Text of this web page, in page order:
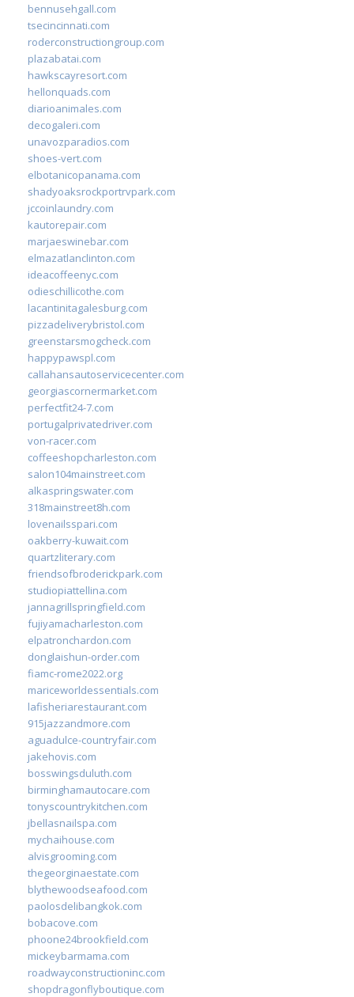
bennusehgall.com
tsecincinnati.com
roderconstructiongroup.com
plazabatai.com
hawkscayresort.com
hellonquads.com
diarioanimales.com
decogaleri.com
unavozparadios.com
shoes-vert.com
elbotanicopanama.com
shadyoaksrockportrvpark.com
jccoinlaundry.com
kautorepair.com
marjaeswinebar.com
elmazatlanclinton.com
ideacoffeenyc.com
odieschillicothe.com
lacantinitagalesburg.com
pizzadeliverybristol.com
greenstarsmogcheck.com
happypawspl.com
callahansautoservicecenter.com
georgiascornermarket.com
perfectfit24-7.com
portugalprivatedriver.com
von-racer.com
coffeeshopcharleston.com
salon104mainstreet.com
alkaspringswater.com
318mainstreet8h.com
lovenailsspari.com
oakberry-kuwait.com
quartzliterary.com
friendsofbroderickpark.com
studiopiattellina.com
jannagrillspringfield.com
fujiyamacharleston.com
elpatronchardon.com
donglaishun-order.com
fiamc-rome2022.org
mariceworldessentials.com
lafisheriarestaurant.com
915jazzandmore.com
aguadulce-countryfair.com
jakehovis.com
bosswingsduluth.com
birminghamautocare.com
tonyscountrykitchen.com
jbellasnailspa.com
mychaihouse.com
alvisgrooming.com
thegeorginaestate.com
blythewoodseafood.com
paolosdelibangkok.com
bobacove.com
phoone24brookfield.com
mickeybarmama.com
roadwayconstructioninc.com
shopdragonflyboutique.com